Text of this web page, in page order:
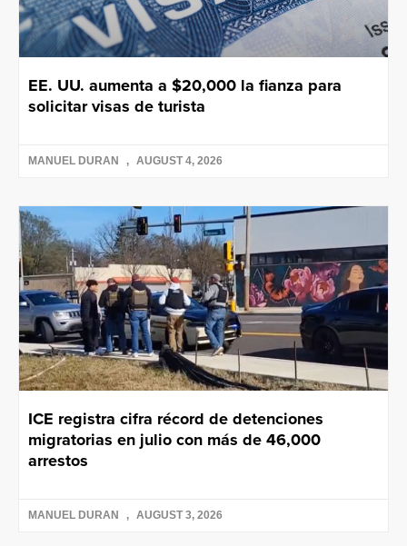
EE. UU. aumenta a $20,000 la fianza para
solicitar visas de turista
MANUEL DURAN AUGUST 4, 2026
ICE registra cifra récord de detenciones
migratorias en julio con más de 46,000
arrestos
MANUEL DURAN AUGUST 3, 2026